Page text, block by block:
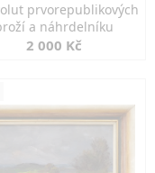
prvorepublikových
a náhrdelníku
2 000 Kč